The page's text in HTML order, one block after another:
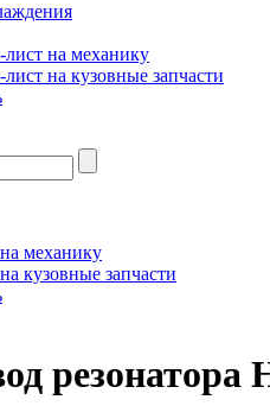
на механику
на кузовные запчасти
механику
кузовные запчасти